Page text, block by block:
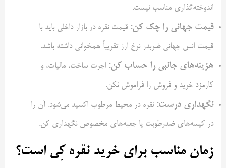
اندوخته‌گذاری مناسب نیست.
قیمت جهانی را چک کن: قیمت نقره در بازار داخلی باید با
قیمت انس جهانی ضربدر نرخ ارز تقریباً همخوانی داشته باشد.
هزینه‌های جانبی را حساب کن: اجرت ساخت، مالیات، و
کارمزد خرید و فروش را فراموش نکن.
نگهداری درست: نقره در محیط مرطوب اکسید می‌شود. آن را
در کیسه‌های ضدرطوبت یا جعبه‌های مخصوص نگهداری کن.
زمان مناسب برای خرید نقره کِی است؟